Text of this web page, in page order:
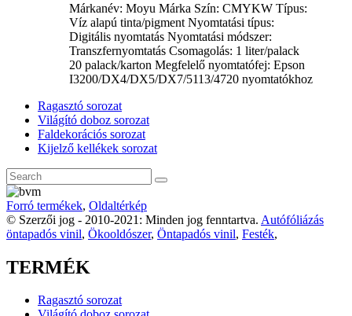
Márkanév: Moyu Márka Szín: CMYKW Típus:
Víz alapú tinta/pigment Nyomtatási típus:
Digitális nyomtatás Nyomtatási módszer:
Transzfernyomtatás Csomagolás: 1 liter/palack
20 palack/karton Megfelelő nyomtatófej: Epson
I3200/DX4/DX5/DX7/5113/4720 nyomtatókhoz
Ragasztó sorozat
Világító doboz sorozat
Faldekorációs sorozat
Kijelző kellékek sorozat
Forró termékek, Oldaltérkép
© Szerzői jog - 2010-2021: Minden jog fenntartva. Autófóliázás
öntapadós vinil, Ökooldószer, Öntapadós vinil, Festék,
TERMÉK
Ragasztó sorozat